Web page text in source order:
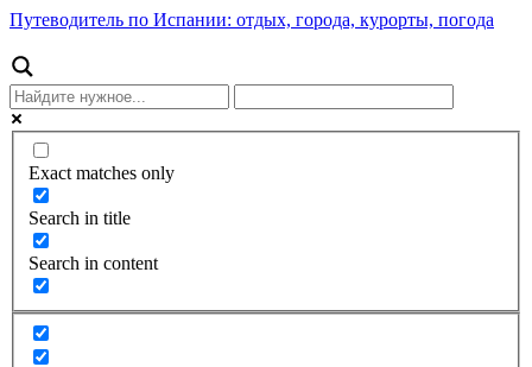
Путеводитель по Испании: отдых, города, курорты, погода
Exact matches only
Search in title
Search in content